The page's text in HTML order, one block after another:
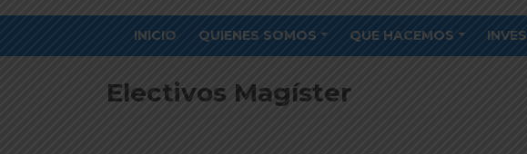
INICIO QUIENES SOMOS QUE HACEMOS
Electivos Magíster